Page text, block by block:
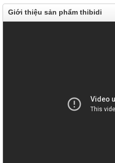
Giới thiệu sản phẩm thibidi